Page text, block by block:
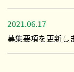
2021.06.17
募集要項を更新し